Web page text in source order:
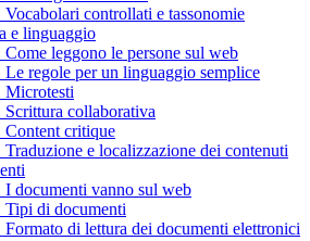
Vocabolari controllati e tassonomie
e linguaggio
Come leggono le persone sul web
Le regole per un linguaggio semplice
Microtesti
Scrittura collaborativa
Content critique
Traduzione e localizzazione dei contenuti
I documenti vanno sul web
Tipi di documenti
Formato di lettura dei documenti elettronici